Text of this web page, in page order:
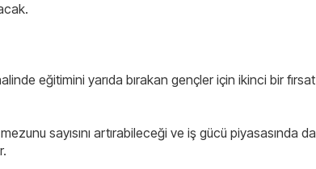
eğitimini yarıda bırakan gençler için ikinci bir fırsat
sayısını artırabileceği ve iş gücü piyasasında da